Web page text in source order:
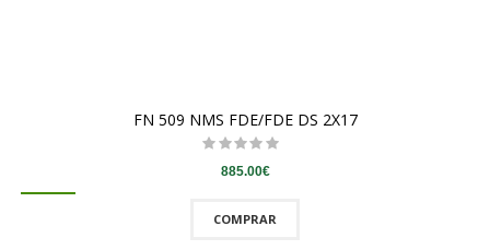
FN 509 NMS FDE/FDE DS 2X17
885.00€
COMPRAR